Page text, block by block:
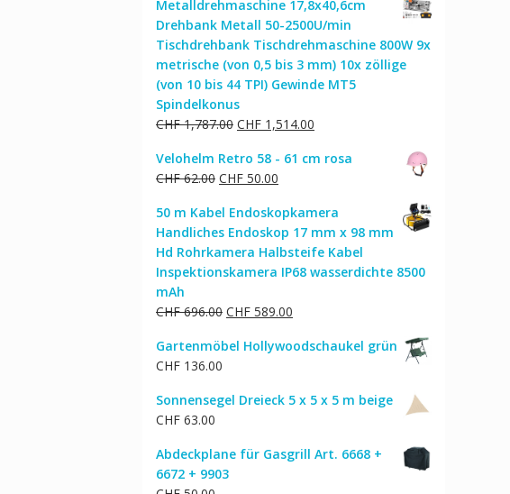
Metalldrehmaschine 17,8x40,6cm
Drehbank Metall 50-2500U/min
Tischdrehbank Tischdrehmaschine 800W 9x
metrische (von 0,5 bis 3 mm) 10x zöllige
(von 10 bis 44 TPI) Gewinde MT5
Spindelkonus
CHF1,787.00 Ursprünglicher
war:
CHF 1,787.00
CHF 1,514.00
ist:
Velohelm Retro 58 - 61 cm rosa
CHF62.00 Ursprünglicher
war:
CHF 62.00
CHF 50.00
ist:
CHF 50.00.
50 m Kabel Endoskopkamera
Handliches Endoskop 17 mm x 98 mm
Hd Rohrkamera Halbsteife Kabel
Inspektionskamera IP68 wasserdichte 8500
mAh
CHF696.00 Ursprünglicher
war:
CHF 589.00
ist:
Gartenmöbel Hollywoodschaukel grün
CHF 136.00
Sonnensegel Dreieck 5 x 5 x 5 m beige
CHF 63.00
Abdeckplane für Gasgrill Art. 6668 +
6672 + 9903